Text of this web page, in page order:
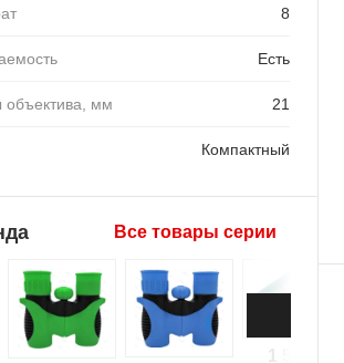
8
Есть
объектива, мм 21
Компактный
Все товары серии